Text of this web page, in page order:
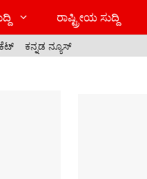
ರಾಷ್ಟ್ರೀಯ ಸುದ್ದಿ
ಕನ್ನಡ ನ್ಯೂಸ್